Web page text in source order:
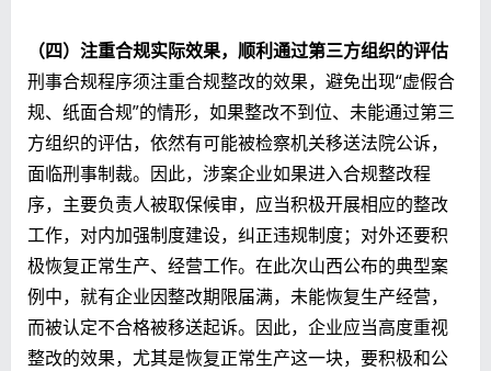
（四）注重合规实际效果，顺利通过第三方组织的评估
刑事合规程序须注重合规整改的效果，避免出现“虚假合
规、纸面合规”的情形，如果整改不到位、未能通过第三
方组织的评估，依然有可能被检察机关移送法院公诉，
面临刑事制裁。因此，涉案企业如果进入合规整改程
序，主要负责人被取保候审，应当积极开展相应的整改
工作，对内加强制度建设，纠正违规制度；对外还要积
极恢复正常生产、经营工作。在此次山西公布的典型案
例中，就有企业因整改期限届满，未能恢复生产经营，
而被认定不合格被移送起诉。因此，企业应当高度重视
整改的效果，尤其是恢复正常生产这一块，要积极和公